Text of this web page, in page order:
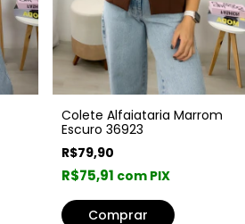
Colete Alfaiataria Marrom
Escuro 36923
R$79,90
R$75,91 com PIX
Comprar